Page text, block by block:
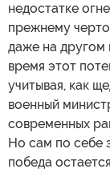
недостатке
прежнему
даже на другом
время этот
учитывая, как
военный
современных
Но сам по себе
победа